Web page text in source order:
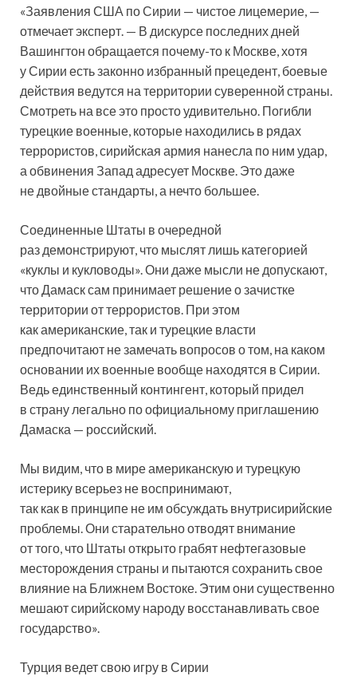
«Заявления США по Сирии — чистое лицемерие, —
отмечает эксперт. — В дискурсе последних дней
Вашингтон обращается почему-то к Москве, хотя
у Сирии есть законно избранный прецедент, боевые
действия ведутся на территории суверенной страны.
Смотреть на все это просто удивительно. Погибли
турецкие военные, которые находились в рядах
террористов, сирийская армия нанесла по ним удар,
а обвинения Запад адресует Москве. Это даже
не двойные стандарты, а нечто большее.
Соединенные Штаты в очередной
раз демонстрируют, что мыслят лишь категорией
«куклы и кукловоды». Они даже мысли не допускают,
что Дамаск сам принимает решение о зачистке
территории от террористов. При этом
как американские, так и турецкие власти
предпочитают не замечать вопросов о том, на каком
основании их военные вообще находятся в Сирии.
Ведь единственный контингент, который придел
в страну легально по официальному приглашению
Дамаска — российский.
Мы видим, что в мире американскую и турецкую
истерику всерьез не воспринимают,
так как в принципе не им обсуждать внутрисирийские
проблемы. Они старательно отводят внимание
от того, что Штаты открыто грабят нефтегазовые
месторождения страны и пытаются сохранить свое
влияние на Ближнем Востоке. Этим они существенно
мешают сирийскому народу восстанавливать свое
государство».
Турция ведет свою игру в Сирии